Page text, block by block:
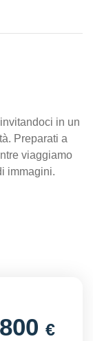
in un
Preparati a
viaggiamo
immagini.
800 €